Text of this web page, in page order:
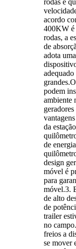
rodas e
acordo
400KW é
rodas, a
de
adota
podem
ambiente
da
de
design
móvel é
para
móvel.3.
de alto
de
trailer
no
freios a
se mover